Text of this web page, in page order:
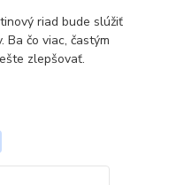
riad bude slúžiť
Ba čo viac, častým
zlepšovať.